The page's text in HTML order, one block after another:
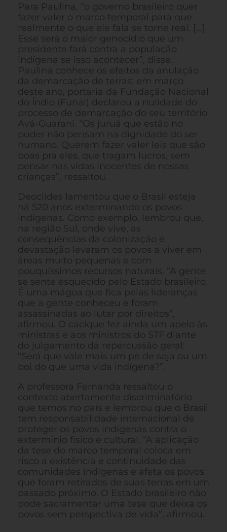
Para Paulina, “o governo brasileiro quer
fazer valer o marco temporal para que
realmente o que ele fala se torne real. […]
Esse será o maior genocídio que um
presidente fará contra a população
indígena se isso acontecer”, disse.
Paulina conhece os efeitos da anulação
da demarcação de terras: em março
deste ano, portaria da Fundação Nacional
do Índio (Funai) declarou a nulidade do
processo de demarcação do seu território
Avá-Guarani. “Os juruá que estão no
poder não pensam na dignidade do ser
humano. Querem fazer valer leis que são
boas pra eles, que tragam lucros, sem
pensar nas vidas inocentes de nossas
crianças”, ressaltou.
Deoclides lamentou que o Brasil esteja
há 520 anos exterminando os povos
indígenas. Como exemplo, lembrou que,
na região Sul, onde vive, as
consequências da colonização e
devastação levaram os povos a viver em
áreas muito pequenas e com
pouquíssimos recursos naturais. “A gente
se sente esquecido pelo Estado brasileiro.
É uma mágoa que fica pelas lideranças
que a gente conheceu e foram
assassinadas ao lutar por direitos”,
afirmou. O cacique fez ainda um apelo às
ministras e aos ministros do STF diante
do julgamento da repercussão geral:
“Será que vale mais um pé de soja ou um
boi do que uma vida indígena?”.
A professora Fernanda ressaltou o
contexto abertamente discriminatório
que temos no país e lembrou que o Brasil
tem responsabilidade internacional de
proteger os povos indígenas contra o
extermínio físico e cultural. “A aplicação
da tese do marco temporal coloca em
risco a existência e continuidade das
comunidades indígenas e afeta os povos
que foram retirados de suas terras em um
passado próximo. O Estado brasileiro não
pode sacramentar uma tese que deixa os
povos sem perspectiva de vida”, afirmou.